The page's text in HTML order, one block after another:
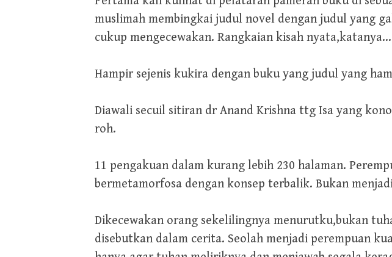
muslimah membingkai judul novel dengan judul yang
cukup mengecewakan. Rangkaian kisah
Hampir sejenis kukira dengan buku yang judul yang
Diawali secuil sitiran dr Anand Krishna ttg Isa yang
roh.
11 pengakuan dalam kurang lebih 230 halaman.
bermetamorfosa dengan konsep terbalik. Bukan
Dikecewakan orang sekelilingnya menurutku,bukan
disebutkan dalam cerita. Seolah menjadi perempuan